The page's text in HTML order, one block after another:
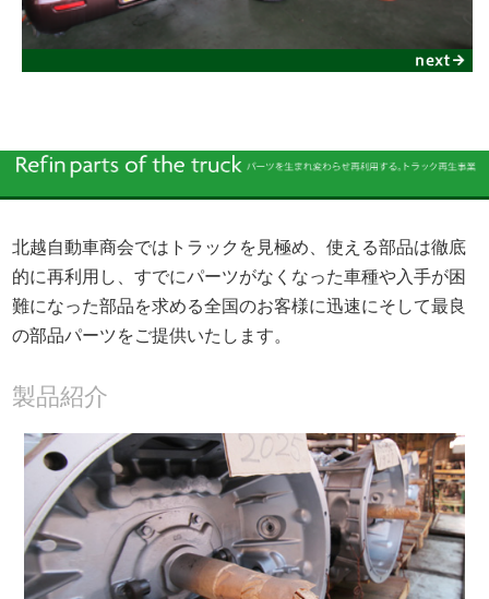
北越自動車商会ではトラックを見極め、使える部品は徹底
的に再利用し、すでにパーツがなくなった車種や入手が困
難になった部品を求める全国のお客様に迅速にそして最良
の部品パーツをご提供いたします。
製品紹介